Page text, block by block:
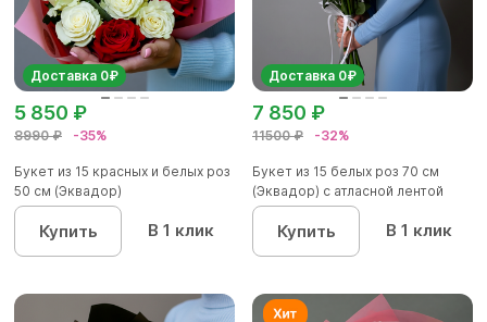
Доставка 0₽
8990 ₽ -35%
5 850 ₽
Букет из 15 красных и белых роз
50 см (Эквадор)
Купить В 1 клик
Доставка 0₽
11500 ₽ -32%
7 850 ₽
Букет из 15 белых роз 70 см
(Эквадор) с атласной лентой
Купить В 1 клик